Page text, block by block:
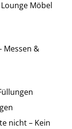
Möbel
Messen &
nicht – Kein